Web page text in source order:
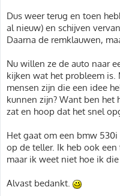
Dus weer terug en toen
al nieuw) en schijven
Daarna de remklauwen,
Nu willen ze de auto naar
kijken wat het probleem
mensen zijn die een idee
kunnen zijn? Want ben het
zat en hoop dat het snel
Het gaat om een bmw
op de teller. Ik heb ook
maar ik weet niet hoe ik
Alvast bedankt.